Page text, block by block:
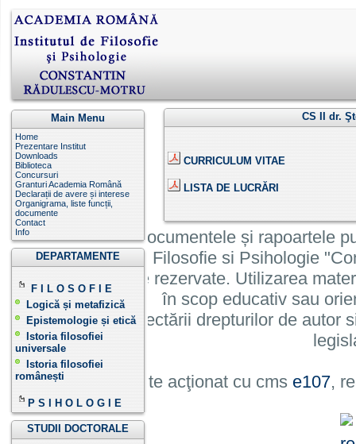
Main Menu
Home
Prezentare Institut
Downloads
Biblioteca
Concursuri
Granturi Academia Română
Declarații de avere și interese
Organigrama, liste funcții,
documente
Contact
Info
DEPARTAMENTE
F I L O S O F I E
Logică și metafizică
Epistemologie și etică
Istoria filosofiei
universale
Istoria filosofiei
românești
P S I H O L O G I E
STUDII DOCTORALE
CS II dr.
CURRICULUM VITAE
LISTA DE LUCRĂRI
Informatiile, documentele și rapoartele
Institutului de Filosofie si Psihologie
cu toate drepturile rezervate. Utilizarea
în scop educativ sau
cu condiția respectării drepturilor de autor
Site acţionat cu cms e107,